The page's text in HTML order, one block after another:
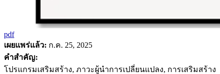
pdf
เผยแพร่แล้ว: ก.ค. 25, 2025
คำสำคัญ:
โปรแกรมเสริมสร้าง, ภาวะผู้นำการเปลี่ยนแปลง, การเสริมสร้าง